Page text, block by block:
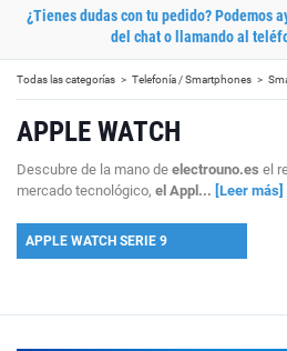
¿Tienes dudas con tu pedido? Podemos
del chat o llamando al
Todas las categorías Telefonía / Smartphones
APPLE WATCH
Descubre de la mano de electrouno.es el
mercado tecnológico, el Appl... [Leer más]
APPLE WATCH SERIE 9